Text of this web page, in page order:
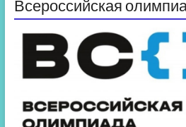
Всероссийская